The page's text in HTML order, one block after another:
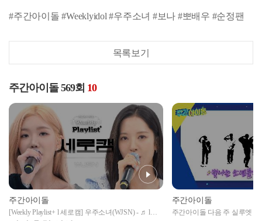
#주간아이돌 #Weeklyidol #우주소녀 #보나 #뽀배우 #순정팬
목록보기
주간아이돌 569회 10
주간아이돌
[Weekly Playlist+ l 세로캠] 우주소녀(WJSN) - ♬ l
주간아이돌
주간아이돌 다음 주 실루엣 예